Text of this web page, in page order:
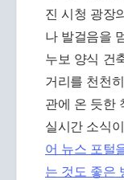
진 시청 광장
나 발걸음을
누보 양식 건
거리를 천천
관에 온 듯한
실시간 소식
어 뉴스 포털
는 것도 좋은